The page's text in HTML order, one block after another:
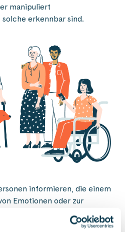
manipuliert
erkennbar sind.
informieren, die einem
Emotionen oder zur
unterzogen werden.
auch so genannte